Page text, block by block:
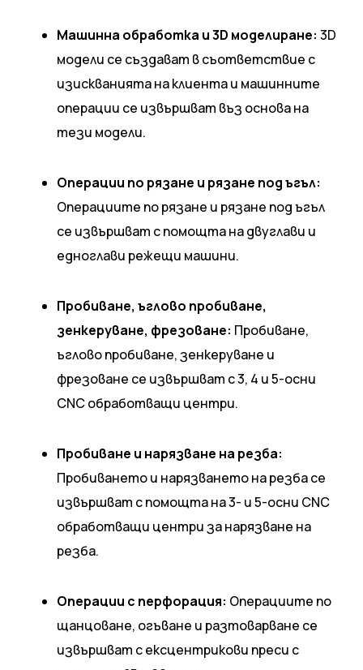
Машинна обработка и 3D моделиране: 3D
модели се създават в съответствие с
изискванията на клиента и машинните
операции се извършват въз основа на
тези модели.
Операции по рязане и рязане под ъгъл:
Операциите по рязане и рязане под ъгъл
се извършват с помощта на двуглави и
едноглави режещи машини.
Пробиване, ъглово пробиване,
зенкеруване, фрезоване: Пробиване,
ъглово пробиване, зенкеруване и
фрезоване се извършват с 3, 4 и 5-осни
CNC обработващи центри.
Пробиване и нарязване на резба:
Пробиването и нарязването на резба се
извършват с помощта на 3- и 5-осни CNC
обработващи центри за нарязване на
резба.
Операции с перфорация: Операциите по
щанцоване, огъване и разтоварване се
извършват с ексцентрикови преси с